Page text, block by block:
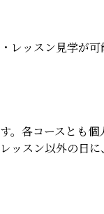
レッスン見学が
。各コースとも
ッスン以外の日